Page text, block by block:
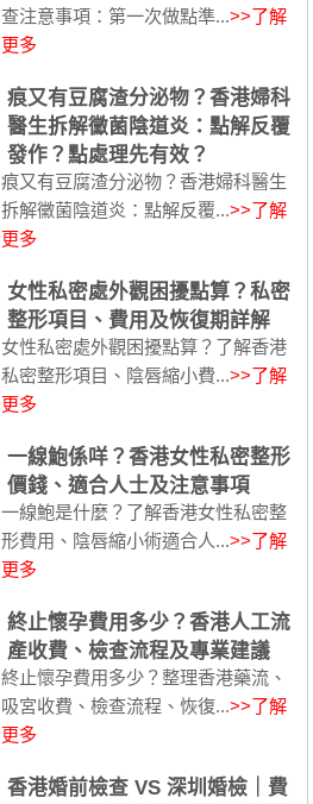
查注意事項：第一次做點準...>>了解
更多
痕又有豆腐渣分泌物？香港婦科
醫生拆解黴菌陰道炎：點解反覆
發作？點處理先有效？
痕又有豆腐渣分泌物？香港婦科醫生
拆解黴菌陰道炎：點解反覆...>>了解
更多
女性私密處外觀困擾點算？私密
整形項目、費用及恢復期詳解
女性私密處外觀困擾點算？了解香港
私密整形項目、陰唇縮小費...>>了解
更多
一線鮑係咩？香港女性私密整形
價錢、適合人士及注意事項
一線鮑是什麼？了解香港女性私密整
形費用、陰唇縮小術適合人...>>了解
更多
終止懷孕費用多少？香港人工流
產收費、檢查流程及專業建議
終止懷孕費用多少？整理香港藥流、
吸宮收費、檢查流程、恢復...>>了解
更多
香港婚前檢查 VS 深圳婚檢｜費